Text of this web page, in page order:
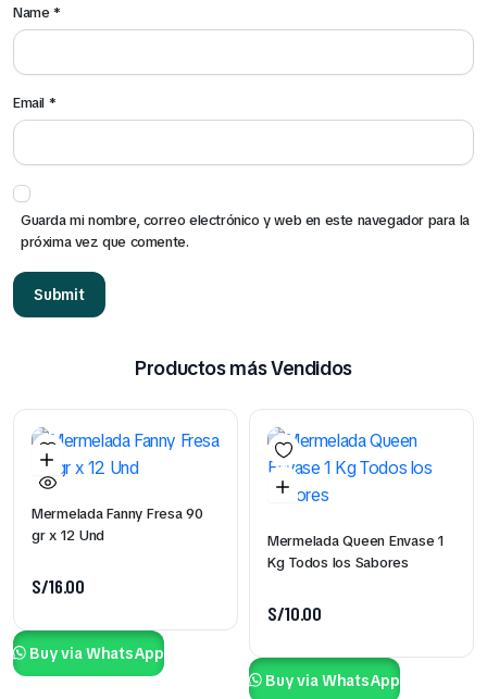
Name*
Email *
Guarda mi nombre, correo electrónico y web en este navegador para la
próxima vez que comente.
Productos más Vendidos
Mermelada Fanny Fresa 90
gr x 12 Und
S/16.00
Buy via WhatsApp
Mermelada Queen Envase 1
Kg Todos los Sabores
S/10.00
Buy via WhatsApp